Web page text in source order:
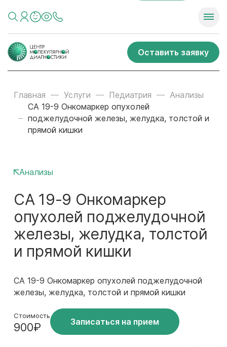
Оставить заявку
Главная Услуги Педиатрия
Анализы
СА 19-9 Онкомаркер опухолей
поджелудочной железы, желудка, толстой и
прямой кишки
Анализы
СА 19-9 Онкомаркер
опухолей поджелудочной
железы, желудка, толстой
и прямой кишки
СА 19-9 Онкомаркер опухолей поджелудочной
железы, желудка, толстой и прямой кишки
Стоимость
900₽ Записаться на прием